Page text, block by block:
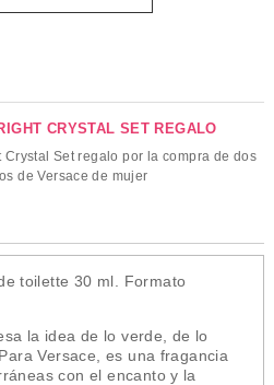
CRYSTAL SET REGALO
Crystal Set regalo por la compra de dos
de Versace de mujer
toilette 30 ml. Formato
la idea de lo verde, de lo
Versace, es una fragancia
con el encanto y la